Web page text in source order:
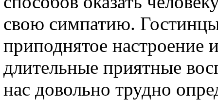
свою симпатию.
приподнятое настроение
длительные приятные
нас довольно трудно